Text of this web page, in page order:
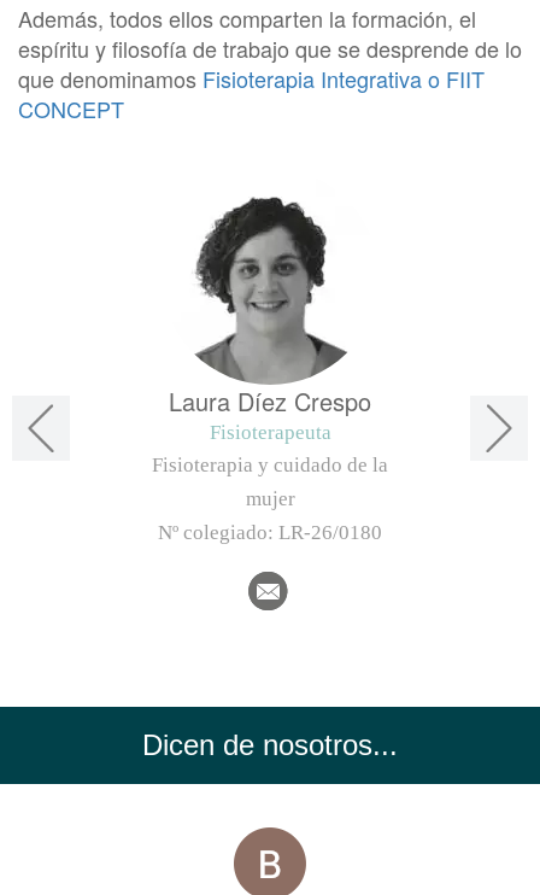
Además, todos ellos comparten la formación, el
espíritu y filosofía de trabajo que se desprende de lo
que denominamos Fisioterapia Integrativa o FIIT
CONCEPT
Laura Díez Crespo
Fisioterapeuta
Fisioterapia y cuidado de la
mujer
Nº colegiado: LR-26/0180
Dicen de nosotros...